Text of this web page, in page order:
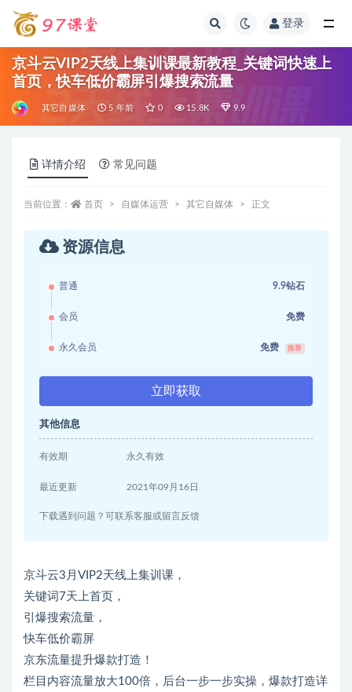
登录
京斗云VIP2天线上集训课最新教程_关键词快速上
首页，快车低价霸屏引爆搜索流量
其它自媒体 5 年前 0 15.8K 9.9
详情介绍 常见问题
当前位置： 首页 自媒体运营 其它自媒体 正文
资源信息
普通 9.9钻石
会员 免费
永久会员 免费 推荐
立即获取
其他信息
有效期 永久有效
最近更新 2021年09月16日
下载遇到问题？可联系客服或留言反馈
京斗云3月VIP2天线上集训课，
关键词7天上首页，
引爆搜索流量，
快车低价霸屏
京东流量提升爆款打造！
栏目内容流量放大100倍，后台一步一步实操，爆款打造详